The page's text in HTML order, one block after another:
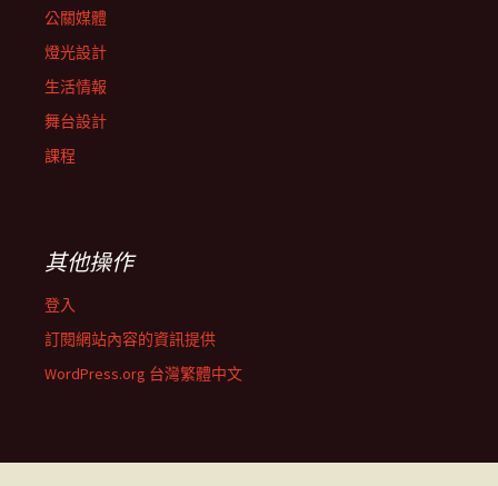
公關媒體
燈光設計
生活情報
舞台設計
課程
其他操作
登入
訂閱網站內容的資訊提供
WordPress.org 台灣繁體中文